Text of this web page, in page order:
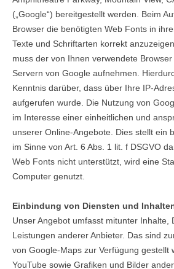
(„Google“) bereitgestellt werden. Beim
Browser die benötigten Web Fonts in
Texte und Schriftarten korrekt
muss der von Ihnen verwendete
Servern von Google aufnehmen.
Kenntnis darüber, dass über Ihre IP-
aufgerufen wurde. Die Nutzung von
im Interesse einer einheitlichen und
unserer Online-Angebote. Dies stellt ein
im Sinne von Art. 6 Abs. 1 lit. f DSGVO
Web Fonts nicht unterstützt, wird eine
Computer genutzt.
Einbindung von Diensten und
Unser Angebot umfasst mitunter Inhalte,
Leistungen anderer Anbieter. Das sind
von Google-Maps zur Verfügung gestellt
YouTube sowie Grafiken und Bilder